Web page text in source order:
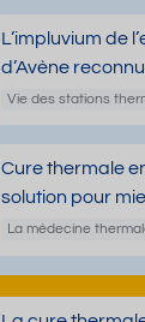
L’impluvium de
d’Avène
Vie des stations
Cure thermale
solution pour
La médecine